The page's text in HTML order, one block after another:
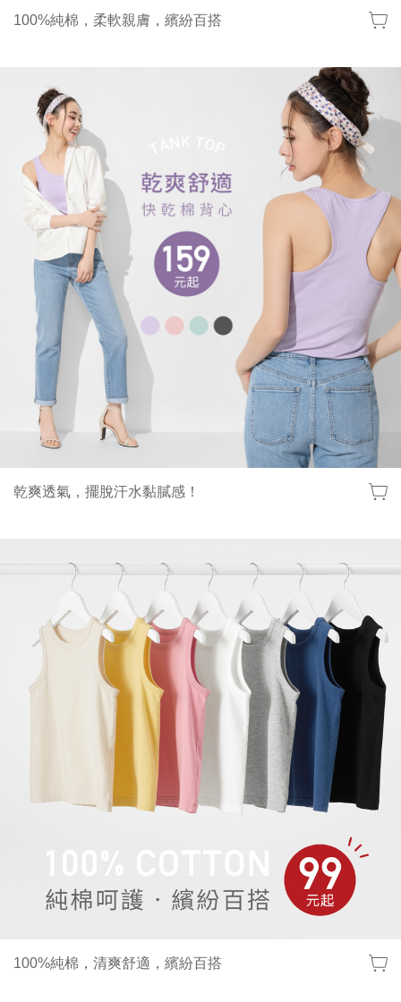
100%純棉，柔軟親膚，繽紛百搭
乾爽透氣，擺脫汗水黏膩感！
100%純棉，清爽舒適，繽紛百搭